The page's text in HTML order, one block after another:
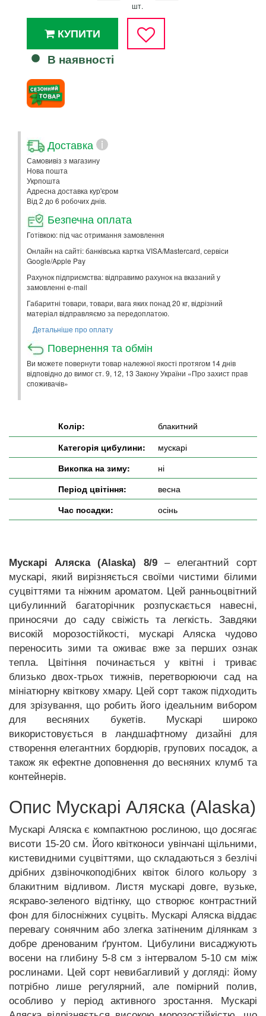
шт.
КУПИТИ
В наявності
Доставка i
Самовивіз з магазину
Нова пошта
Укрпошта
Адресна доставка кур'єром
Від 2 до 6 робочих днів.
Безпечна оплата
Готівкою: під час отримання замовлення
Онлайн на сайті: банківська картка VISA/Mastercard, сервіси
Google/Apple Pay
Рахунок підприємства: відправимо рахунок на вказаний у
замовленні e-mail
Габаритні товари, товари, вага яких понад 20 кг, відрізний
матеріал відправляємо за передоплатою.
Детальніше про оплату
Повернення та обмін
Ви можете повернути товар належної якості протягом 14 днів
відповідно до вимог ст. 9, 12, 13 Закону України «Про захист прав
споживачів»
Колір:
блакитний
Категорія цибулини:
мускарі
Викопка на зиму:
ні
Період цвітіння:
весна
Час посадки:
осінь
Мускарі Аляска (Alaska) 8/9– елегантний сорт
мускарі, який вирізняється своїми чистими білими
суцвіттями та ніжним ароматом. Цей ранньоцвітний
цибулинний багаторічник розпускається навесні,
приносячи до саду свіжість та легкість. Завдяки
високій морозостійкості, мускарі Аляска чудово
переносить зими та оживає вже за перших ознак
тепла. Цвітіння починається у квітні і триває
близько двох-трьох тижнів, перетворюючи сад на
мініатюрну квіткову хмару. Цей сорт також підходить
для зрізування, що робить його ідеальним вибором
для весняних букетів. Мускарі широко
використовується в ландшафтному дизайні для
створення елегантних бордюрів, групових посадок, а
також як ефектне доповнення до весняних клумб та
контейнерів.
Опис Мускарі Аляска (Alaska)
Мускарі Аляска є компактною рослиною, що досягає
висоти 15-20 см. Його квітконоси увінчані щільними,
кистевидними суцвіттями, що складаються з безлічі
дрібних дзвіночкоподібних квіток білого кольору з
блакитним відливом. Листя мускарі довге, вузьке,
яскраво-зеленого відтінку, що створює контрастний
фон для білосніжних суцвіть. Мускарі Аляска віддає
перевагу сонячним або злегка затіненим ділянкам з
добре дренованим ґрунтом. Цибулини висаджують
восени на глибину 5-8 см з інтервалом 5-10 см між
рослинами. Цей сорт невибагливий у догляді: йому
потрібно лише регулярний, але помірний полив,
особливо у період активного зростання. Мускарі